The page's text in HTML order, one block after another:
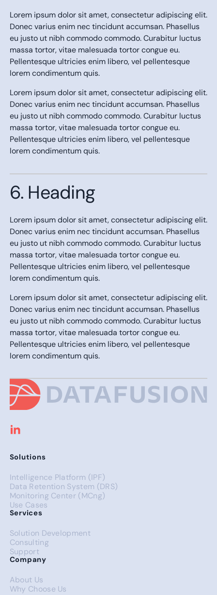
Lorem ipsum dolor sit amet, consectetur adipiscing elit.
Donec varius enim nec tincidunt accumsan. Phasellus
eu justo ut nibh commodo commodo. Curabitur luctus
massa tortor, vitae malesuada tortor congue eu.
Pellentesque ultricies enim libero, vel pellentesque
lorem condimentum quis.
Lorem ipsum dolor sit amet, consectetur adipiscing elit.
Donec varius enim nec tincidunt accumsan. Phasellus
eu justo ut nibh commodo commodo. Curabitur luctus
massa tortor, vitae malesuada tortor congue eu.
Pellentesque ultricies enim libero, vel pellentesque
lorem condimentum quis.
6. Heading
Lorem ipsum dolor sit amet, consectetur adipiscing elit.
Donec varius enim nec tincidunt accumsan. Phasellus
eu justo ut nibh commodo commodo. Curabitur luctus
massa tortor, vitae malesuada tortor congue eu.
Pellentesque ultricies enim libero, vel pellentesque
lorem condimentum quis.
Lorem ipsum dolor sit amet, consectetur adipiscing elit.
Donec varius enim nec tincidunt accumsan. Phasellus
eu justo ut nibh commodo commodo. Curabitur luctus
massa tortor, vitae malesuada tortor congue eu.
Pellentesque ultricies enim libero, vel pellentesque
lorem condimentum quis.
Solutions
Intelligence Platform (IPF)
Data Retention System (DRS)
Monitoring Center (MCng)
Use Cases
Services
Solution Development
Consulting
Support
Company
About Us
Why Choose Us